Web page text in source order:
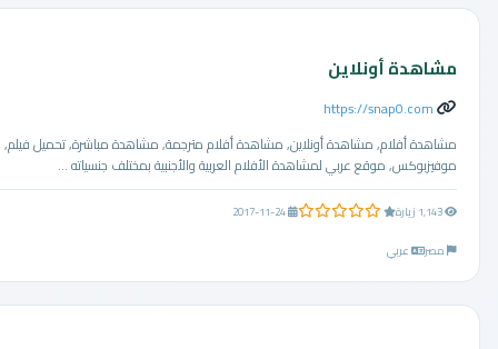
مشاهدة أونلاين
https://snap0.com
مشاهدة أفلام, مشاهدة أونلاين, مشاهدة أفلام مترجمة, مشاهدة مباشرة, تحميل فيلم,
موفيزبوكس, موقع عربي لمشاهدة الأفلام العربية والأجنبية بمختلف جنسياته ...
0.0 من 5 نجوم
2017-11-24
مصر
عربي